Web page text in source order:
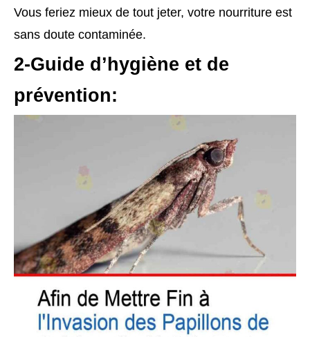
Vous feriez mieux de tout jeter, votre nourriture est
sans doute contaminée.
2-Guide d’hygiène et de
prévention: